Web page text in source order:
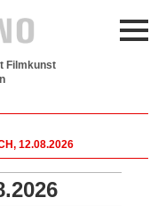
Filmkunst
12.08.2026